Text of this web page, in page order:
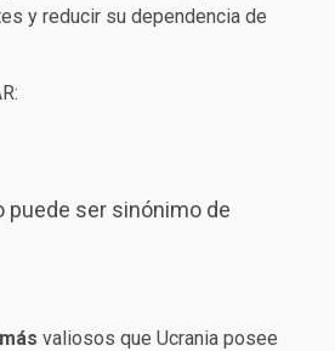
y reducir su dependencia de
puede ser sinónimo de
valiosos que Ucrania posee